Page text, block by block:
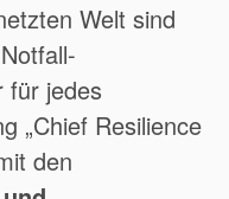
Welt sind
für jedes
„Chief Resilience
den